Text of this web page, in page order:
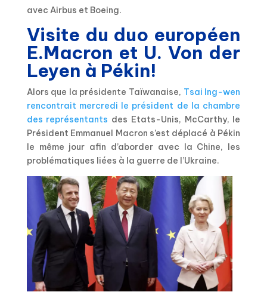
avec Airbus et Boeing.
Visite du duo européen
E.Macron et U. Von der
Leyen à Pékin!
Alors que la présidente Taïwanaise, Tsai Ing-wen
rencontrait mercredi le président de la chambre
des représentants des Etats-Unis, McCarthy, le
Président Emmanuel Macron s’est déplacé à Pékin
le même jour afin d’aborder avec la Chine, les
problématiques liées à la guerre de l’Ukraine.